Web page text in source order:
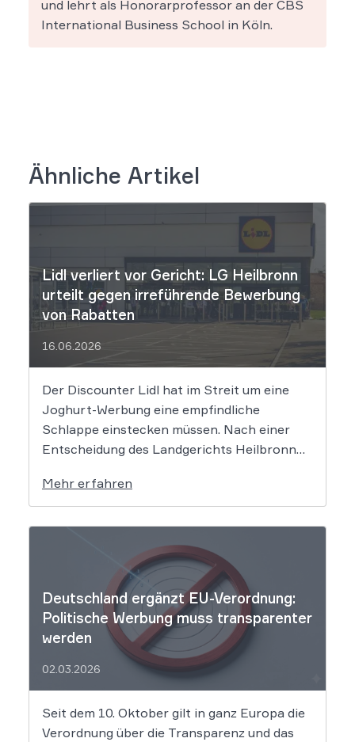
und lehrt als Honorarprofessor an der CBS
International Business School in Köln.
Ähnliche Artikel
Lidl verliert vor Gericht: LG Heilbronn
urteilt gegen irreführende Bewerbung
von Rabatten
16.06.2026
Der Discounter Lidl hat im Streit um eine
Joghurt-Werbung eine empfindliche
Schlappe einstecken müssen. Nach einer
Entscheidung des Landgerichts Heilbronn
wenn er Produkte als „Aktion“ mit massiven
Rabatten bewirbt, die Preise in Wahrheit
aber nie zuvor selbst verlangt hat. Das Urteil
setzt klare Grenzen […]
Mehr erfahren
Deutschland ergänzt EU-Verordnung:
Politische Werbung muss transparenter
werden
02.03.2026
Seit dem 10. Oktober gilt in ganz Europa die
Verordnung über die Transparenz und das